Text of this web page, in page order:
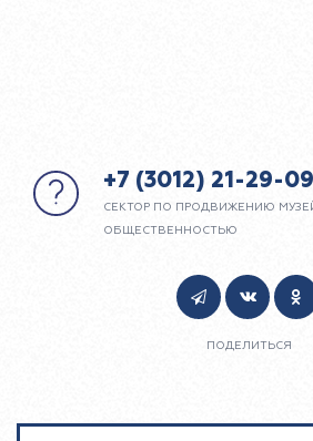
+7 (3012) 21-29-
СЕКТОР ПО ПРОДВИЖЕНИЮ
ОБЩЕСТВЕННОСТЬЮ
ПОДЕЛИТЬСЯ